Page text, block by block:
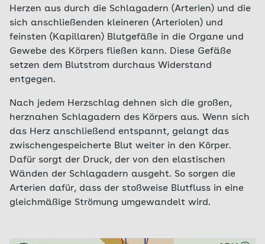
Herzen aus durch die Schlagadern (Arterien) und die
sich anschließenden kleineren (Arteriolen) und
feinsten (Kapillaren) Blutgefäße in die Organe und
Gewebe des Körpers fließen kann. Diese Gefäße
setzen dem Blutstrom durchaus Widerstand
entgegen.
Nach jedem Herzschlag dehnen sich die großen,
herznahen Schlagadern des Körpers aus. Wenn sich
das Herz anschließend entspannt, gelangt das
zwischengespeicherte Blut weiter in den Körper.
Dafür sorgt der Druck, der von den elastischen
Wänden der Schlagadern ausgeht. So sorgen die
Arterien dafür, dass der stoßweise Blutfluss in eine
gleichmäßige Strömung umgewandelt wird.